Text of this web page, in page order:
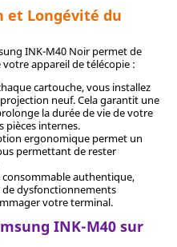
Longévité du
INK-M40 Noir permet de
appareil de télécopie :
cartouche, vous installez
neuf. Cela garantit une
la durée de vie de votre
pièces internes.
ergonomique permet un
permettant de rester
authentique,
de dysfonctionnements
votre terminal.
INK-M40 sur